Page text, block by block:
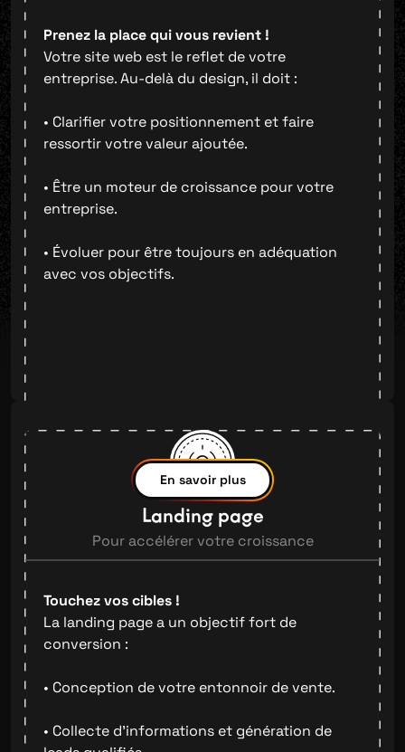
Prenez la place qui vous revient !
Votre site web est le reflet de votre
entreprise. Au-delà du design, il doit :
• Clarifier votre positionnement et faire
ressortir votre valeur ajoutée.
• Être un moteur de croissance pour votre
entreprise.
• Évoluer pour être toujours en adéquation
avec vos objectifs.
Landing page
Pour accélérer votre croissance
Touchez vos cibles !
La landing page a un objectif fort de
conversion :
• Conception de votre entonnoir de vente.
• Collecte d'informations et génération de
En savoir plus